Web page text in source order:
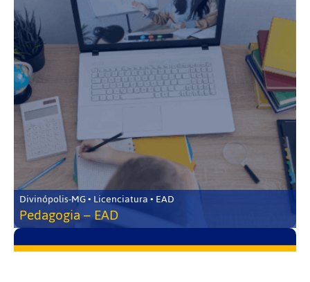
Divinópolis-MG • Licenciatura • EAD
Pedagogia – EAD